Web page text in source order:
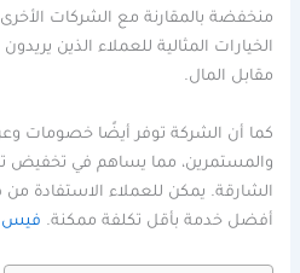
منخفضة بالمقارنة مع الشركات
الخيارات المثالية للعملاء الذين
مقابل المال.
كما أن الشركة توفر أيضًا خصومات
والمستمرين، مما يساهم في تخفيض
الشارقة. يمكن للعملاء الاستفادة
أفضل خدمة بأقل تكلفة ممكنة. فيس